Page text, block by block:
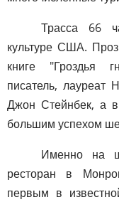
Трасса 66
культуре США.
книге "Гроздья
писатель, лауреат
Джон Стейнбек, а
большим успехом
Именно на
ресторан в
первым в